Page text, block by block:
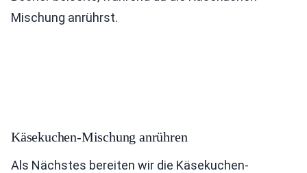
Mischung anrührst.
Käsekuchen-Mischung anrühren
Als Nächstes bereiten wir die Käsekuchen-